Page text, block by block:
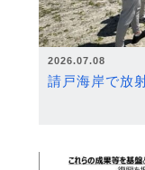
2026.07.08
請戸海岸で放